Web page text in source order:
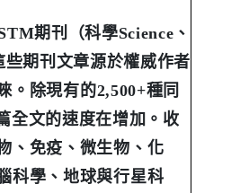
期刊（科學Science 、
期刊文章源於權威作者
。除現有的2,500+種同
全文的速度在增加。收
、免疫、微生物、化
科學、地球與行星科